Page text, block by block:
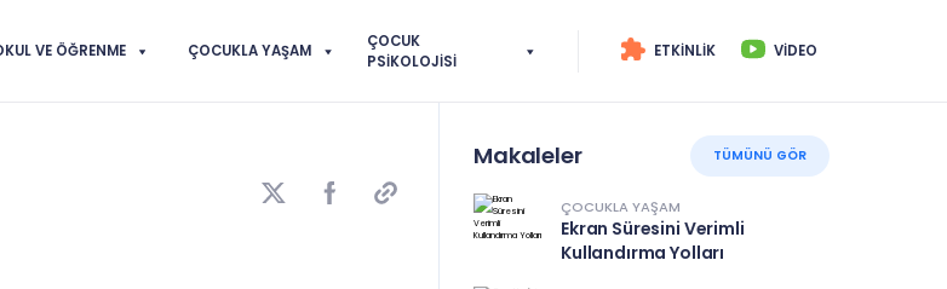
VE ÖĞRENME ÇOCUKLA YAŞAM
ÇOCUK
PSIKOLOJISI
ETKINLIK VIDEO
Makaleler TÜMÜNÜ GÖR
ÇOCUKLA YAŞAM
Ekran Süresini Verimli
Kullandırma Yolları